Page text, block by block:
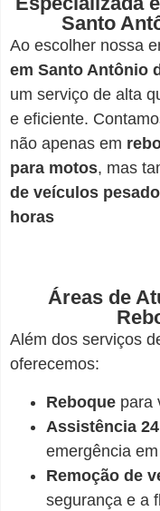
Santo
Ao escolher nossa
em Santo Antônio
um serviço de alta
e eficiente.
não apenas em
para motos, mas
de veículos
horas
Áreas de
Além dos serviços
oferecemos:
Reboque para
Assistência
emergência
Remoção de
segurança e a